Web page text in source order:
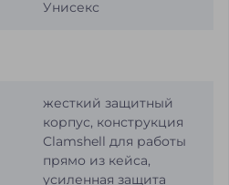
Унисекс
жесткий защитный
корпус, конструкция
Clamshell для работы
прямо из кейса,
усиленная защита